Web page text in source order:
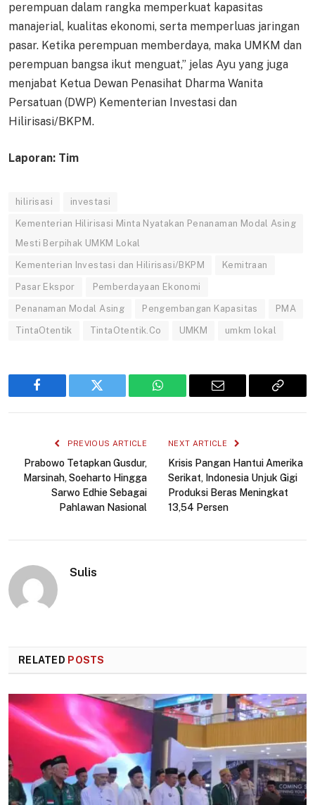
perempuan dalam rangka memperkuat kapasitas
manajerial, kualitas ekonomi, serta memperluas jaringan
pasar. Ketika perempuan memberdaya, maka UMKM dan
perempuan bangsa ikut menguat,” jelas Ayu yang juga
menjabat Ketua Dewan Penasihat Dharma Wanita
Persatuan (DWP) Kementerian Investasi dan
Hilirisasi/BKPM.
Laporan: Tim
hilirisasi investasi
Kementerian Hilirisasi Minta Nyatakan Penanaman Modal Asing
Mesti Berpihak UMKM Lokal
Kementerian Investasi dan Hilirisasi/BKPM Kemitraan
Pasar Ekspor Pemberdayaan Ekonomi
Penanaman Modal Asing Pengembangan Kapasitas PMA
TintaOtentik TintaOtentik.Co UMKM umkm lokal
Facebook Twitter WhatsApp Email
Copy
PREVIOUS ARTICLE
Prabowo Tetapkan Gusdur,
Marsinah, Soeharto Hingga
Sarwo Edhie Sebagai
Pahlawan Nasional
NEXT ARTICLE
Krisis Pangan Hantui Amerika
Serikat, Indonesia Unjuk Gigi
Produksi Beras Meningkat
13,54 Persen
Sulis
RELATED POSTS